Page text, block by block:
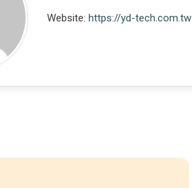
Website:https://yd-tech.com.tw